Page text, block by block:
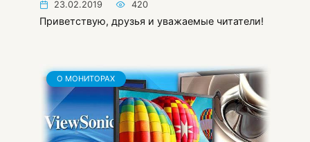
23.02.2019 420
Приветствую, друзья и уважаемые читатели!
О МОНИТОРАХ